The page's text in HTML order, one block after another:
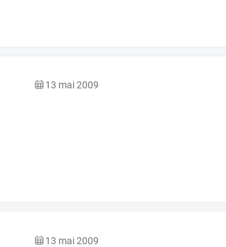
13 mai 2009
13 mai 2009